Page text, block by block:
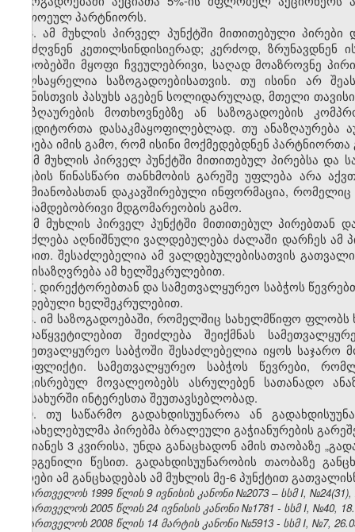
თითოეულ პარტნიორს.
6. ამ მუხლის პირველ პუნქტში მითითებული პირები
გაუძღვნენ კეთილსინდისიერად; კერძოდ,
პირობებში მყოფი ჩვეულებრივი, საღად მოაზროვნე
ხელსაყრელია საზოგადოებისათვის. თუ ისინი არ
ზიანისთვის პასუხს აგებენ სოლიდარულად, მთელი
ანაზღაურების მოთხოვნებზე ან საზოგადოების
კრედიტორთა დასაკმაყოფილებლად. თუ ანაზღაურება
წყდება იმის გამო, რომ ისინი მოქმედებდნენ
ამ მუხლის პირველ პუნქტში მითითებულ პირებსა და
კრების წინასწარი თანხმობის გარეშე უფლება არა
საქმიანობასთან დაკავშირებული ინფორმაცია,
თანამდებობრივი მდგომარეობის გამო.
ამ მუხლის პირველ პუნქტში მითითებულ პირებთან
შეიძლება აღნიშნული ვალდებულება ძალაში დარჩეს ამ
ვადით. შესაძლებელია ამ ვალდებულებისათვის
განისაზღვრება ამ ხელშეკრულებით.
7. დირექტორებთან და სამეთვალყურეო საბჭოს
დადებული ხელშეკრულებით.
8. იმ საზოგადოებაში, რომელშიც სახელმწიფო
გადაწყვეტილებით შეიძლება შეიქმნას
სამეთვალყურეო საბჭოში შესაძლებელია იყოს
კონფლიქტი. სამეთვალყურეო საბჭოს წევრები,
დაკისრებულ მოვალეობებს ასრულებენ სათანადო
სამსახურში ინტერესთა შეუთავსებლობად.
9. თუ საწარმო გადახდისუუნაროა ან
დასახელებულმა პირებმა ბრალეული გაჭიანურების
უგვიანეს 3 კვირისა, უნდა განაცხადონ ამის თაობაზე
დადგენილი წესით. გადახდისუუნარობის თაობაზე
პირები ამ განცხადებას ამ მუხლის მე-6 პუნქტით
საქართველოს 1999 წლის 9 ივნისის კანონი №2073 – სსმ I, №24(31),
საქართველოს 2005 წლის 24 ივნისის კანონი №1781 - სსმ I, №40,
საქართველოს 2008 წლის 14 მარტის კანონი №5913 - სსმ I, №7,